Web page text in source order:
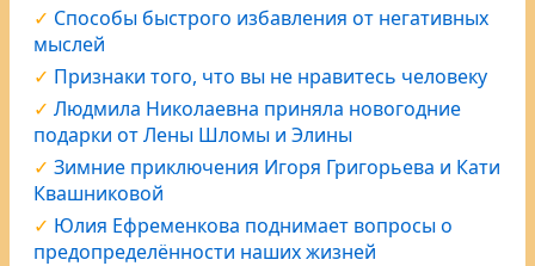
Способы быстрого избавления от негативных
мыслей
Признаки того, что вы не нравитесь человеку
Людмила Николаевна приняла новогодние
подарки от Лены Шломы и Элины
Зимние приключения Игоря Григорьева и Кати
Квашниковой
Юлия Ефременкова поднимает вопросы о
предопределённости наших жизней